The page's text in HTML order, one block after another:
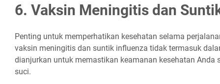
6. Vaksin Meningitis dan
Penting untuk memperhatikan kesehatan selama
vaksin meningitis dan suntik influenza tidak termasuk
dianjurkan untuk memastikan keamanan kesehatan Anda
suci.